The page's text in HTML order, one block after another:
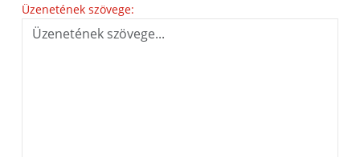
Üzenetének szövege: